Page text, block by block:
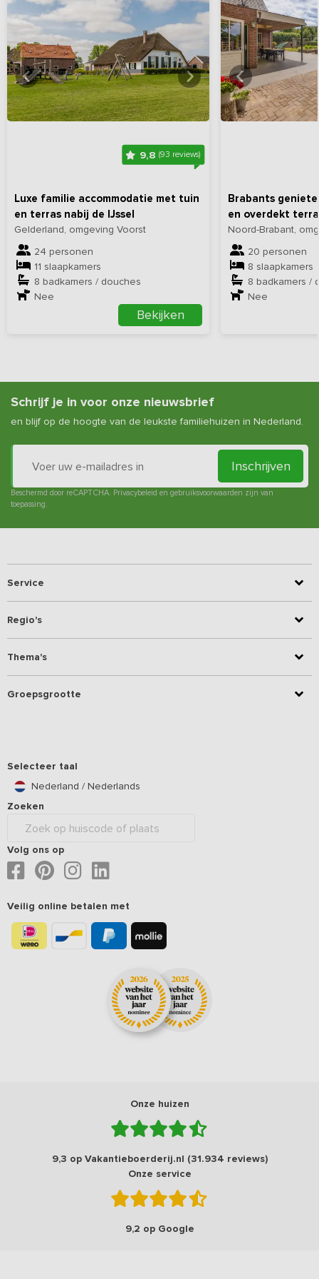
9,8 (93 reviews)
Luxe familie accommodatie met tuin
en terras nabij de IJssel
Gelderland, omgeving Voorst
24 personen
11 slaapkamers
8 badkamers / douches
Nee
Bekijken
Bekijkhieralle foto's
Brabants
en overdekt
Noord-Brabant,
20 personen
8 slaapkamers
8 badkamers /
Nee
Bekijk
Schrijf je in voor onze nieuwsbrief
en blijf op de hoogte van de leukste familiehuizen in Nederland.
Inschrijven
Beschermd door reCAPTCHA. Privacybeleid en gebruiksvoorwaarden zijn van
toepassing.
Service
Regio's
Thema's
Groepsgrootte
Selecteer taal
Nederland / Nederlands
Zoeken
Volg ons op
Veilig online betalen met
Onze huizen
9,3 op Vakantieboerderij.nl (31.934 reviews)
Onze service
9,2 op Google